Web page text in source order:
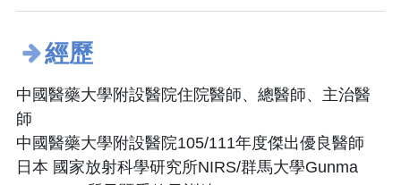
經歷
中國醫藥大學附設醫院住院醫師、總醫師、主治醫
師
中國醫藥大學附設醫院105/111年度傑出優良醫師
日本 國家放射科學研究所NIRS/群馬大學Gunma